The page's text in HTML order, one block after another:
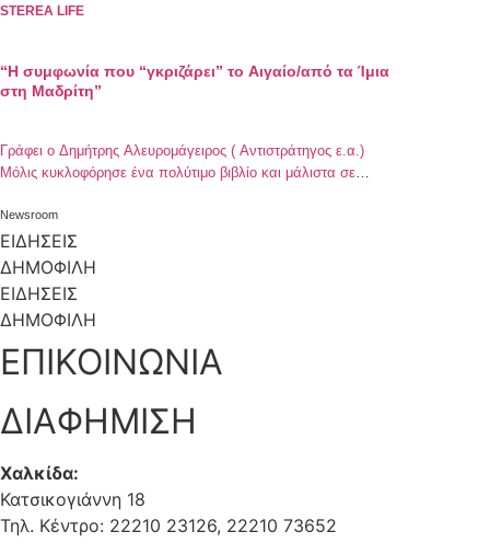
STEREA LIFE
“Η συμφωνία που “γκριζάρει” το Αιγαίο/από τα Ίμια
στη Μαδρίτη”
Γράφει ο Δημήτρης Αλευρομάγειρος ( Αντιστράτηγος ε.α.)
Μόλις κυκλοφόρησε ένα πολύτιμο βιβλίο και μάλιστα σε
μία φορά σε όξυνση εξ αιτίας των απαράδεκτων ενεργειών
και αιτιάσεων της Τουρκίας. Οι απαράδεκτες όμως αυτές
ενέργειες και αιτιάσεις της γείτονος έχουν κτιστεί εν πολλοίς
Newsroom
ΕΙΔΗΣΕΙΣ
ΔΗΜΟΦΙΛΗ
ΕΙΔΗΣΕΙΣ
ΔΗΜΟΦΙΛΗ
ΕΠΙΚΟΙΝΩΝΙΑ
ΔΙΑΦΗΜΙΣΗ
Χαλκίδα:
Κατσικογιάννη 18
Τηλ. Κέντρο: 22210 23126, 22210 73652